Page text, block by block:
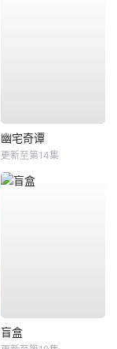
幽宅奇谭
更新至第14集
盲盒